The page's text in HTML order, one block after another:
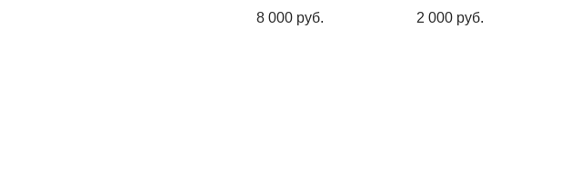
8 000 pуб.
2 000 pуб.